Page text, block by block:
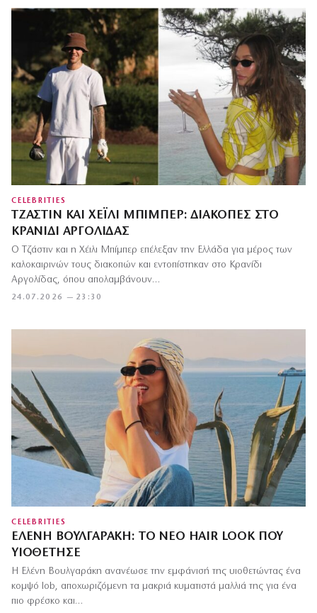
CELEBRITIES
ΤΖΆΣΤΙΝ ΚΑΙ ΧΈΙΛΙ ΜΠΊΜΠΕΡ: ΔΙΑΚΟΠΈΣ ΣΤΟ
ΚΡΑΝΊΔΙ ΑΡΓΟΛΊΔΑΣ
24.07.2026 — 23:30
Ο Τζάστιν και η Χέιλι Μπίμπερ επέλεξαν την Ελλάδα για μέρος των
καλοκαιρινών τους διακοπών και εντοπίστηκαν στο Κρανίδι
Αργολίδας, όπου απολαμβάνουν…
CELEBRITIES
ΕΛΈΝΗ ΒΟΥΛΓΑΡΆΚΗ: ΤΟ ΝΈΟ HAIR LOOK ΠΟΥ
ΥΙΟΘΈΤΗΣΕ
Η Ελένη Βουλγαράκη ανανέωσε την εμφάνισή της υιοθετώντας ένα
κομψό lob, αποχωριζόμενη τα μακριά κυματιστά μαλλιά της για ένα
πιο φρέσκο και…